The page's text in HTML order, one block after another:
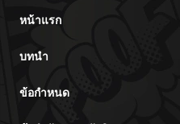
ตอนที่ 290
ตอนที่ 289
หน้าแรก
บทนำ
ข้อกำหนด